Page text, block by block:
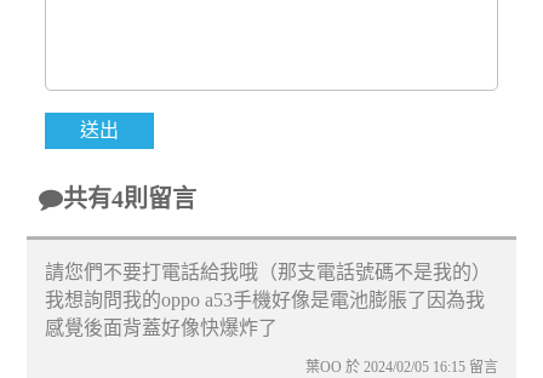
共有4則留言
請您們不要打電話給我哦（那支電話號碼不是我的）
我想詢問我的oppo a53手機好像是電池膨脹了因為我
感覺後面背蓋好像快爆炸了
葉OO 於 2024/02/05 16:15 留言